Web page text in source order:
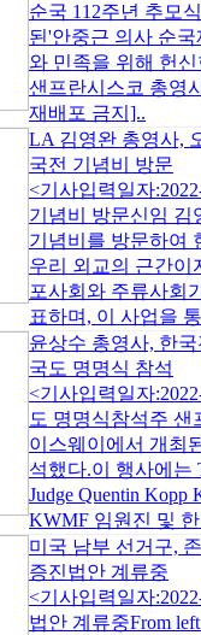
순국 112주년 추모
된'안중근 의사 순
와 민족을 위해 헌
샌프란시스코 총영
재배포 금지]..
LA 김영완 총영사,
국전 기념비 방문
<기사입력일자
기념비 방문신임 김
기념비를 방문하여
우리 외교의 근간이
포사회와 주류사회
표하며, 이 사업을
윤상수 총영사, 한
국도 명명식 참석
<기사입력일자
도 명명식참석주 샌
이스웨이에서 개최
석했다.이 행사에는
Judge Quentin
KWMF 임원진 및
미국 남부 선거구,
증진법안 계류중
<기사입력일자
법안 계류중From